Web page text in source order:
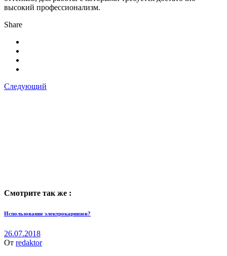
высокий профессионализм.
Share
Следующий
Смотрите так же :
Использование электрокарнизов?
26.07.2018
От redaktor